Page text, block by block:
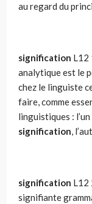
au regard du
signification L12
analytique est le
chez le linguiste
faire, comme
linguistiques :
signification,
signification L12
signifiante